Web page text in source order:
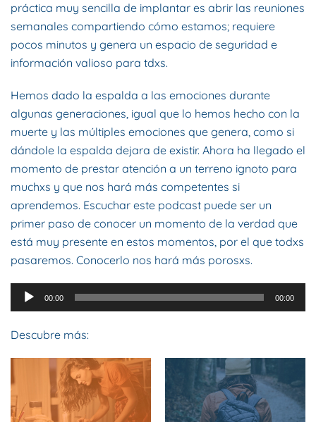
práctica muy sencilla de implantar es abrir las reuniones
semanales compartiendo cómo estamos; requiere
pocos minutos y genera un espacio de seguridad e
información valioso para tdxs.
Hemos dado la espalda a las emociones durante
algunas generaciones, igual que lo hemos hecho con la
muerte y las múltiples emociones que genera, como si
dándole la espalda dejara de existir. Ahora ha llegado el
momento de prestar atención a un terreno ignoto para
muchxs y que nos hará más competentes si
aprendemos. Escuchar este podcast puede ser un
primer paso de conocer un momento de la verdad que
está muy presente en estos momentos, por el que todxs
pasaremos. Conocerlo nos hará más porosxs.
Reproductor
de
audio
00:00 00:00
Descubre más: